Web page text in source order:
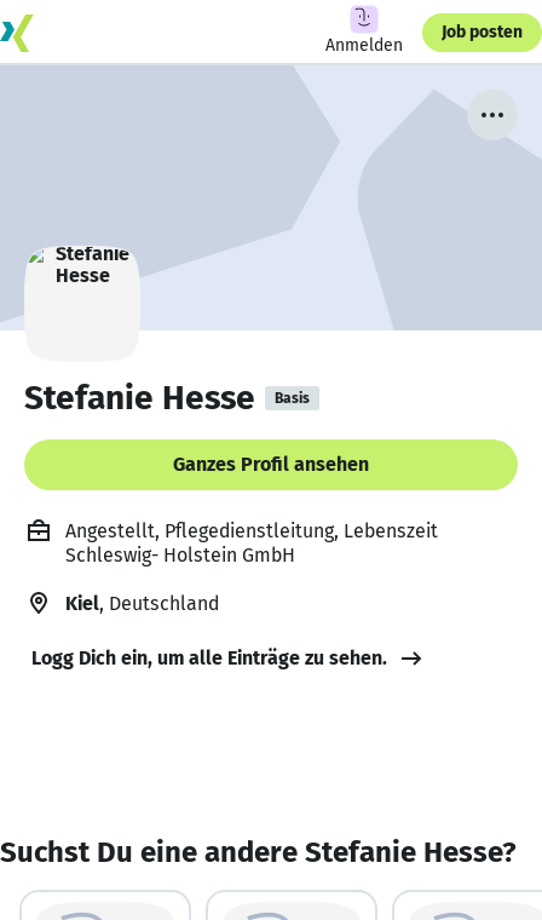
Anmelden
Job posten
Stefanie Hesse Basis
Ganzes Profil ansehen
Angestellt, Pflegedienstleitung, Lebenszeit
Schleswig- Holstein GmbH
Kiel, Deutschland
Logg Dich ein, um alle Einträge zu sehen.
Suchst Du eine andere Stefanie Hesse?